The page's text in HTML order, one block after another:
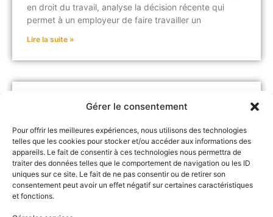
Gérer le consentement
Pour offrir les meilleures expériences, nous utilisons des technologies
telles que les cookies pour stocker et/ou accéder aux informations des
appareils. Le fait de consentir à ces technologies nous permettra de
traiter des données telles que le comportement de navigation ou les ID
uniques sur ce site. Le fait de ne pas consentir ou de retirer son
consentement peut avoir un effet négatif sur certaines caractéristiques
et fonctions.
en droit du travail, analyse la décision récente qui
permet à un employeur de faire travailler un
Lire la suite »
Insultes au travail : ce qu’enseigne une
décision étonnante de la Cour d’appel
Dans le domaine du droit du travail, certaines
décisions judiciaires surprennent par leur portée. C’est
le cas d’un salarié licencié pour avoir insulté son
supérieur…
Lire la suite »